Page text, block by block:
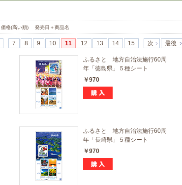
価格(高い順) 発売日＋商品名
7 8 9 10 11 12 13 14 15 次 最後
ふるさと 地方自治法施行60周
年「徳島県」５種シート
￥970
ふるさと 地方自治法施行60周
年「長崎県」５種シート
￥970